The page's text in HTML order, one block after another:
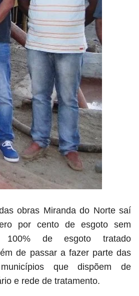
obras Miranda do Norte saí
por cento de esgoto sem
100% de esgoto tratado
de passar a fazer parte das
que dispõem de
e rede de tratamento.